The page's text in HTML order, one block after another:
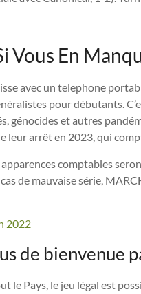
Vous En
avec un telephone
pour débutants.
génocides et autres
leur arrêt en 2023, qui
comptables
de mauvaise série,
2022
de bienvenue
le Pays, le jeu légal est